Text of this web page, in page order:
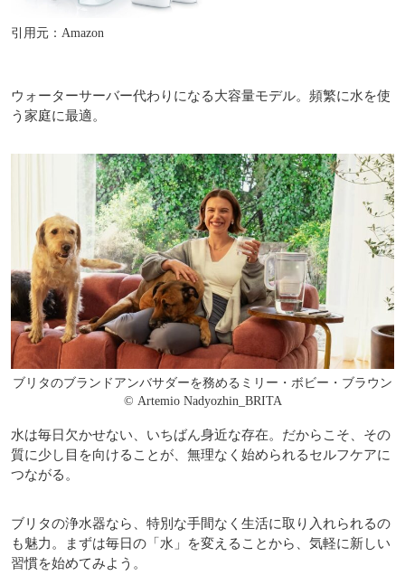
引用元：Amazon
ウォーターサーバー代わりになる大容量モデル。頻繁に水を使
う家庭に最適。
ブリタのブランドアンバサダーを務めるミリー・ボビー・ブラウン
© Artemio Nadyozhin_BRITA
水は毎日欠かせない、いちばん身近な存在。だからこそ、その
質に少し目を向けることが、無理なく始められるセルフケアに
つながる。
ブリタの浄水器なら、特別な手間なく生活に取り入れられるの
も魅力。まずは毎日の「水」を変えることから、気軽に新しい
習慣を始めてみよう。